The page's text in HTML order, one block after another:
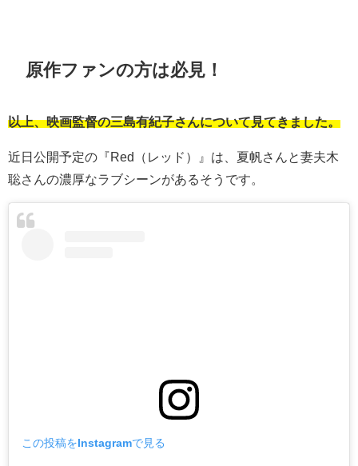
原作ファンの方は必見！
以上、映画監督の三島有紀子さんについて見てきました。
近日公開予定の『Red（レッド）』は、夏帆さんと妻夫木
聡さんの濃厚なラブシーンがあるそうです。
この投稿をInstagramで見る